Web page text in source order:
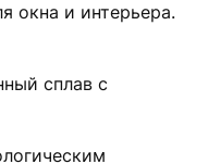
окна и интерьера.
сплав с